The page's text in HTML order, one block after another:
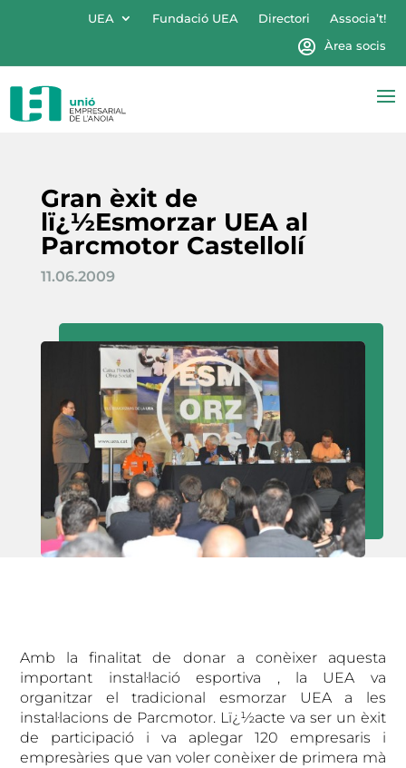
UEA Fundació UEA Directori
Associa’t!
Àrea socis
Gran èxit de
lï¿½Esmorzar UEA al
Parcmotor Castellolí
11.06.2009
Amb la finalitat de donar a conèixer aquesta
important instal·lació esportiva , la UEA va
organitzar el tradicional esmorzar UEA a les
instal·lacions de Parcmotor. Lï¿½acte va ser un èxit
de participació i va aplegar 120 empresaris i
empresàries que van voler conèixer de primera mà